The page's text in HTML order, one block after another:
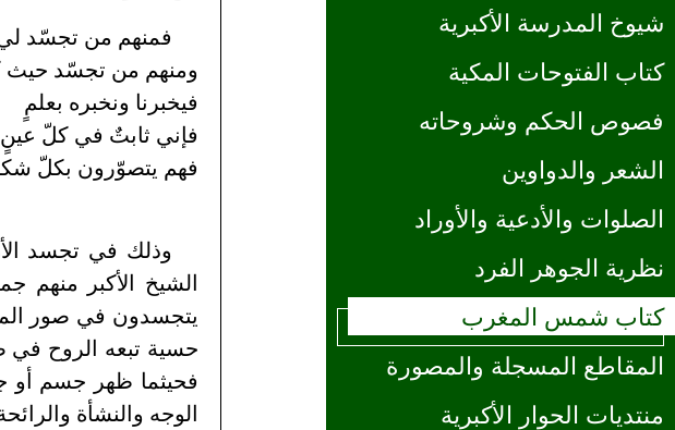
شيوخ المدرسة الأكبرية
كتاب الفتوحات المكية
فصوص الحكم وشروحاته
الشعر والدواوين
الصلوات والأدعية والأوراد
نظرية الجوهر الفرد
كتاب شمس المغرب
المقاطع المسجلة والمصورة
منتديات الحوار الأكبرية
فمنهم من تجسّد
ومنهم من تجسّد حيث
فيخبرنا ونخبره بعلمٍ
فإني ثابتٌ في كلّ عينٍ
فهم يتصوّرون بكلّ
وذلك في تجسد
الشيخ الأكبر منهم
يتجسدون في صور
حسية تبعه الروح في
فحيثما ظهر جسم
الوجه والنشأة